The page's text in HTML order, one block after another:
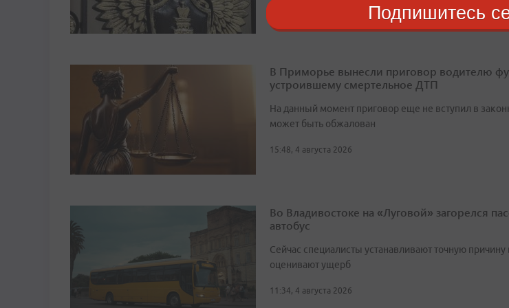
В Приморье вынесли приговор водителю
устроившему смертельное ДТП
На данный момент приговор еще не вступил в
может быть обжалован
15:48, 4 августа 2026
Во Владивостоке на «Луговой» загорелся
автобус
Сейчас специалисты устанавливают точную причину
оценивают ущерб
11:34, 4 августа 2026
Подпишитесь